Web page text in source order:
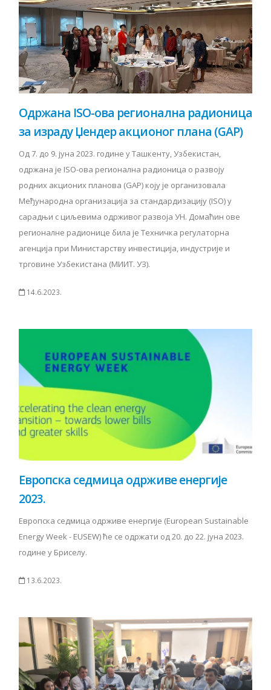
Одржана ISO-ова регионална радионица
за израду Џендер акционог плана (GAP)
Од 7. до 9. јуна 2023. године у Ташкенту, Узбекистан,
одржана је ISO-ова регионална радионица о развоју
родних акционих планова (GAP) коју је организовала
Међународна организација за стандардизацију (ISO) у
сарадњи с циљевима одрживог развоја УН. Домаћин ове
регионалне радионице била је Техничка регулаторна
агенција при Министарству инвестиција, индустрије и
трговине Узбекистана (МИИТ. УЗ).
14.6.2023.
Европска седмица одрживе енергије
2023.
Европска седмица одрживе енергије (European Sustainable
Energy Week - EUSEW) ће се одржати од 20. до 22. јуна 2023.
године у Бриселу.
13.6.2023.